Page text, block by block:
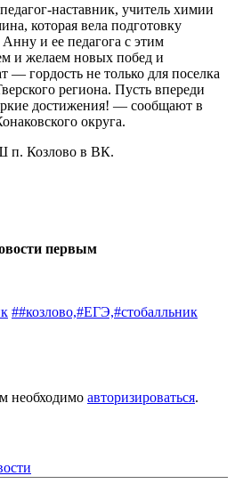
наставник, учитель химии
которая вела подготовку
и ее педагога с этим
и желаем новых побед и
— гордость не только для поселка
региона. Пусть впереди
достижения! — сообщают в
округа.
Козлово в ВК.
первым
##козлово,#ЕГЭ,#стобалльник
необходимо авторизироваться.